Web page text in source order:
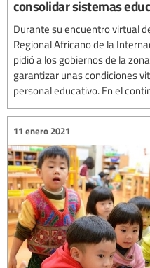
consolidar sistemas
Durante su encuentro virtual
Regional Africano de la
pidió a los gobiernos de la
garantizar unas condiciones
personal educativo. En el
11 enero 2021